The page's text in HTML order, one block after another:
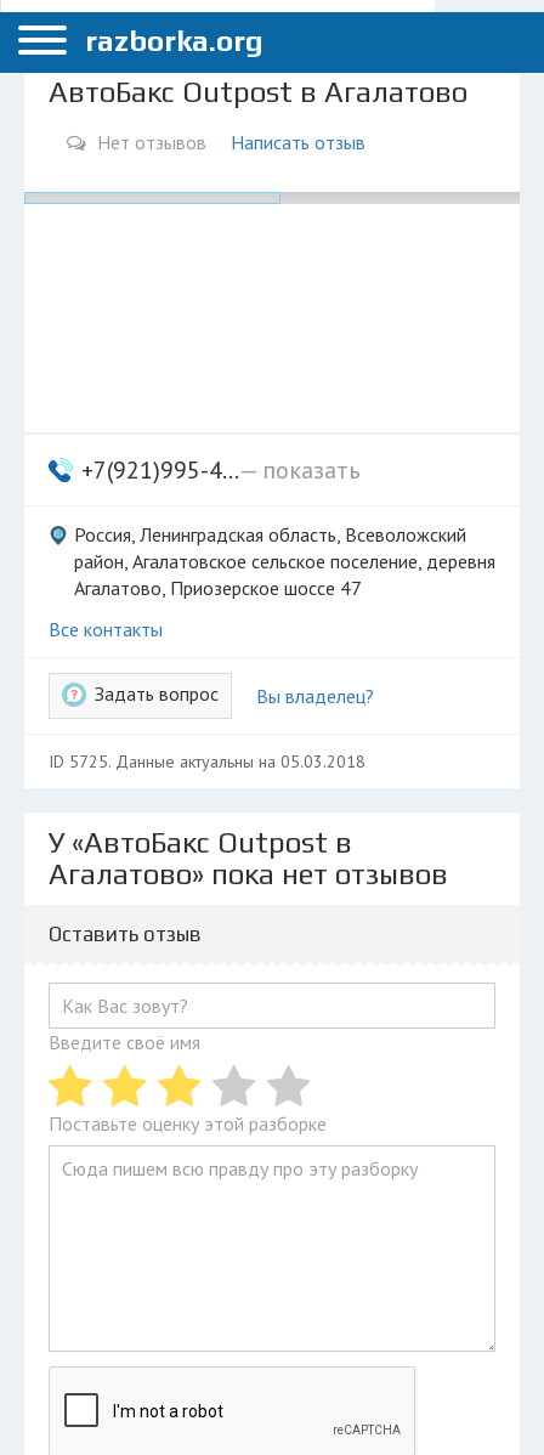
Главная
Каталог разборок
Разместить рекламу
Техподдержка
© 2026 Все права защищены
Санкт-Петербург
АвтоБакс Outpost в Агалатово
Нет отзывов Написать отзыв
+7(921)995-4...— показать
Россия, Ленинградская область, Всеволожский
район, Агалатовское сельское поселение, деревня
Агалатово, Приозерское шоссе 47
Все контакты
Задать вопрос Вы владелец?
ID 5725. Данные актуальны на 05.03.2018
У «АвтоБакс Outpost в
Агалатово» пока нет отзывов
Оставить отзыв
Введите своё имя
Поставьте оценку этой разборке
razborka.org